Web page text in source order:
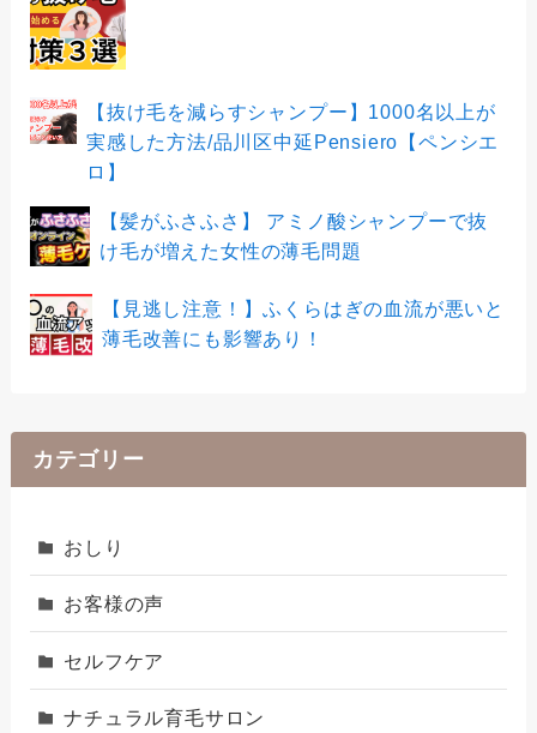
【抜け毛を減らすシャンプー】1000名以上が
実感した方法/品川区中延Pensiero【ペンシエ
ロ】
【髪がふさふさ】 アミノ酸シャンプーで抜
け毛が増えた女性の薄毛問題
【見逃し注意！】ふくらはぎの血流が悪いと
薄毛改善にも影響あり！
カテゴリー
おしり
お客様の声
セルフケア
ナチュラル育毛サロン